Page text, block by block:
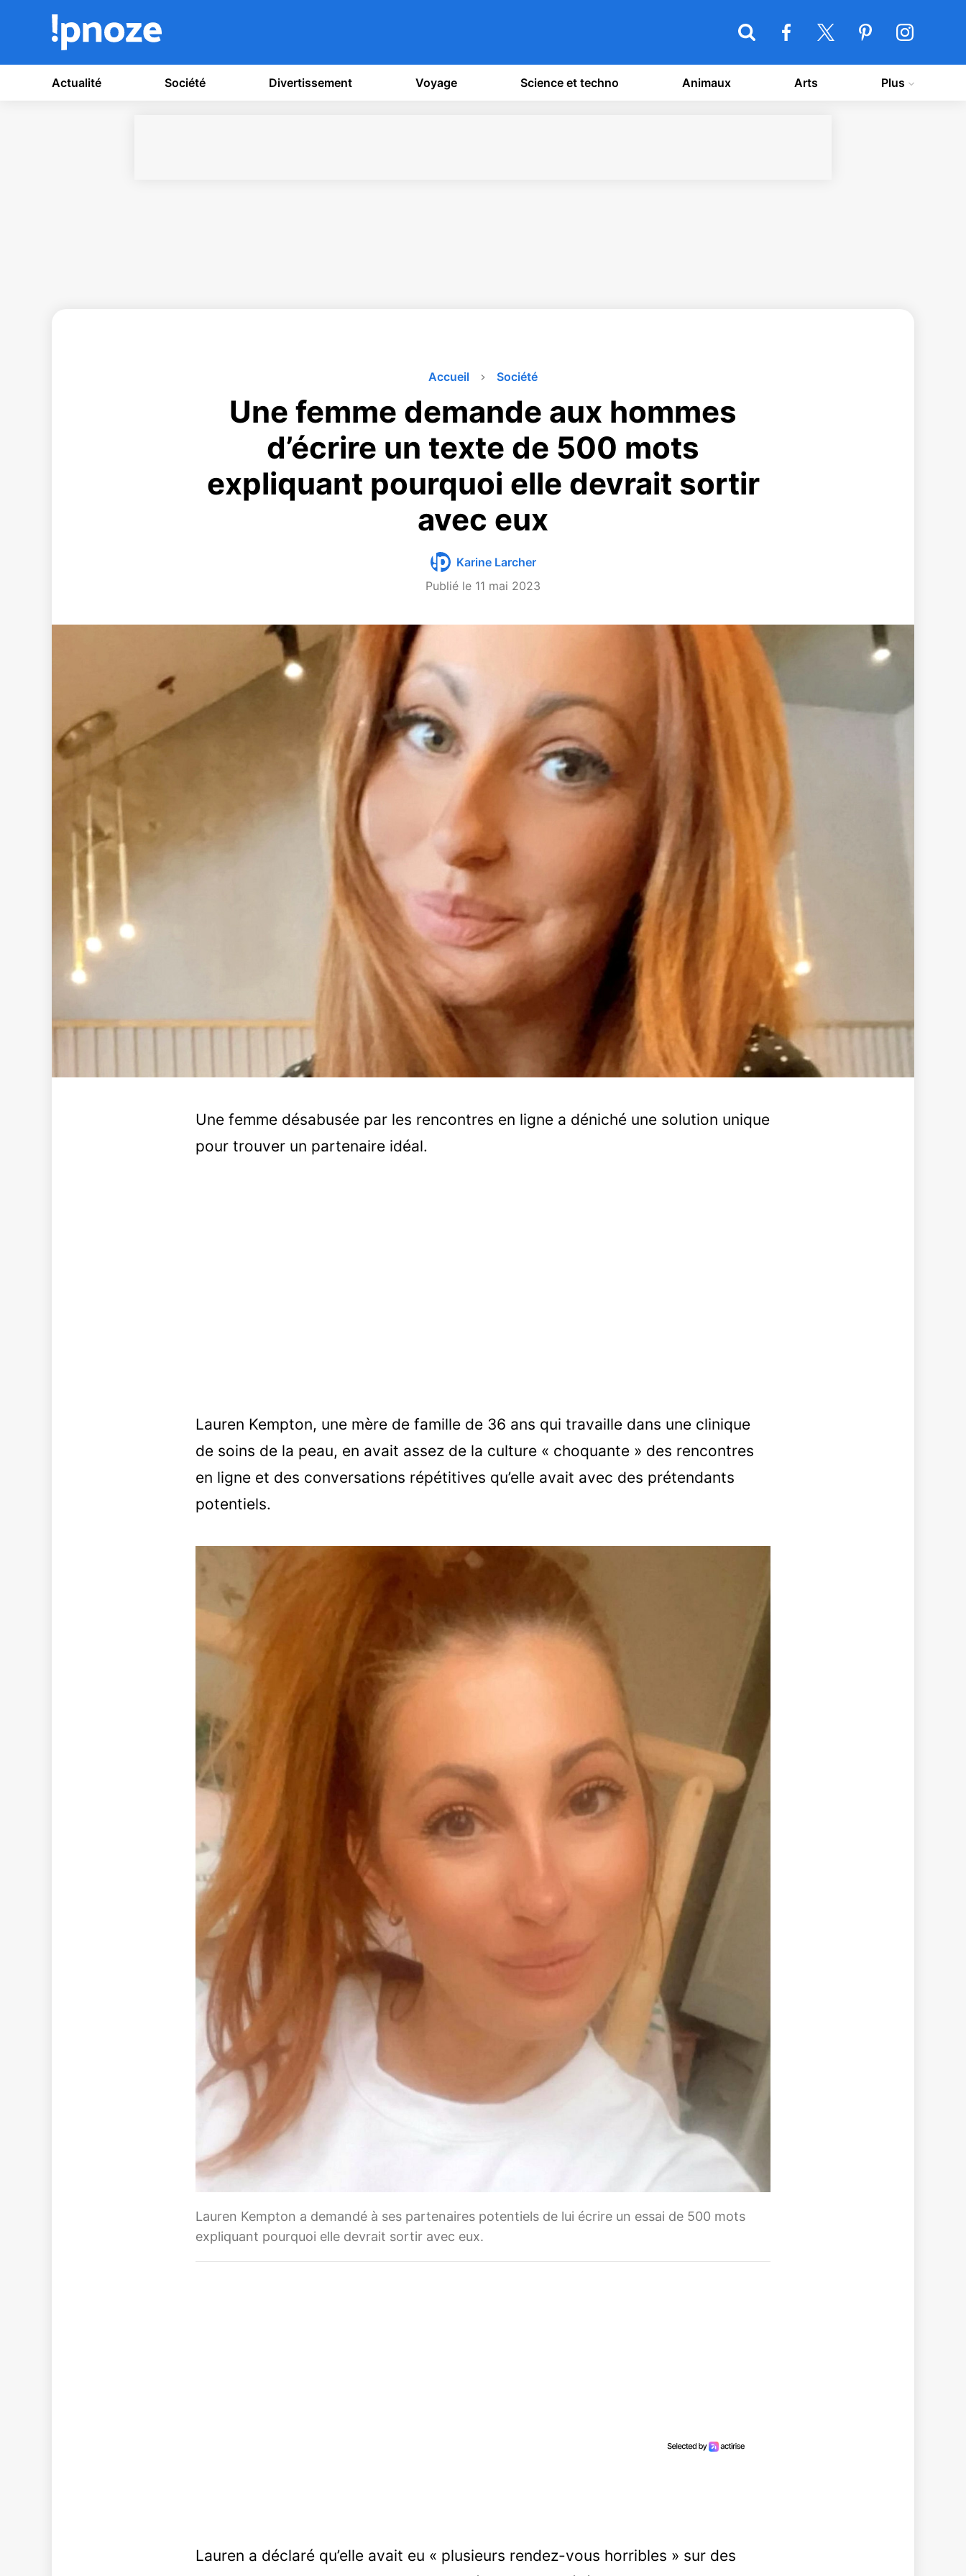
Actualité Société Divertissement Voyage Science et techno Animaux Arts Plus
Accueil Société
Une femme demande aux hommes
d’écrire un texte de 500 mots
expliquant pourquoi elle devrait sortir
avec eux
Karine Larcher
Publié le 11 mai 2023
Une femme désabusée par les rencontres en ligne a déniché une solution unique
pour trouver un partenaire idéal.
Lauren Kempton, une mère de famille de 36 ans qui travaille dans une clinique
de soins de la peau, en avait assez de la culture « choquante » des rencontres
en ligne et des conversations répétitives qu’elle avait avec des prétendants
potentiels.
Lauren Kempton a demandé à ses partenaires potentiels de lui écrire un essai de 500 mots
expliquant pourquoi elle devrait sortir avec eux.
Lauren a déclaré qu’elle avait eu « plusieurs rendez-vous horribles » sur des